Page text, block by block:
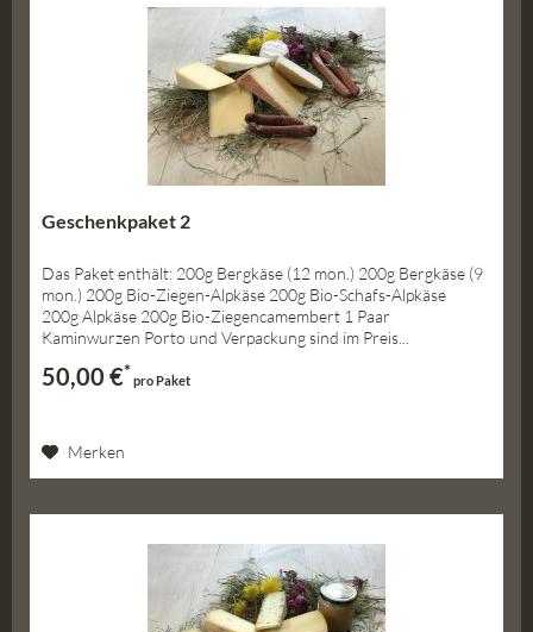
Geschenkpaket 2
Das Paket enthält: 200g Bergkäse (12 mon.) 200g Bergkäse (9
mon.) 200g Bio-Ziegen-Alpkäse 200g Bio-Schafs-Alpkäse
200g Alpkäse 200g Bio-Ziegencamembert 1 Paar
Kaminwurzen Porto und Verpackung sind im Preis...
50,00 €*pro Paket
Merken